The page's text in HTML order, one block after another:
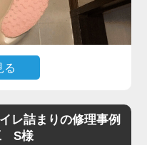
て非常に多いトラブルで
用し、便器内部の閉塞部
業を実施しました。
を確認しながら慎重に加
吐物が崩れ、排水路の
が回復しました。
め一度に流さず、紙や
る
ま気付かず流してしまっ
れなくなったというご
レ詰まりの修理事例
S様